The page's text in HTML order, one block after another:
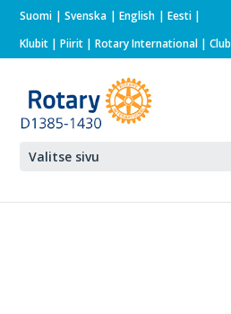
Suomi Svenska English
Eesti
Klubit |Piirit |Rotary International |
Valitse sivu